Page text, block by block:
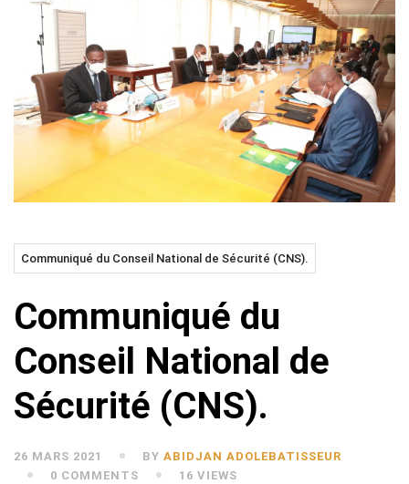
Communiqué du Conseil National de Sécurité (CNS).
Communiqué du
Conseil National de
Sécurité (CNS).
26 MARS 2021 BY ABIDJAN ADOLEBATISSEUR
0 COMMENTS
16 VIEWS